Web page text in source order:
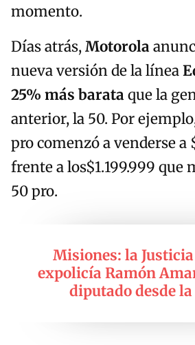
momento.
Días atrás,Motorola
nueva versión de la línea
25% más barataque la
anterior, la 50. Por
pro comenzó a venderse a
frente a los$1.199.999 que
50 pro.
Misiones: la
expolicía Ramón
diputado desde